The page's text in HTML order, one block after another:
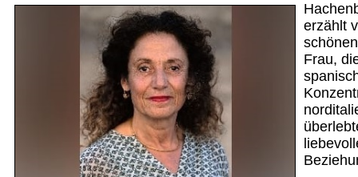
erzählt
Frau,